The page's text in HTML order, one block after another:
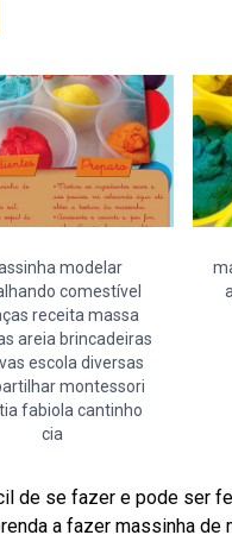
modelar
comestível
receita massa
areia brincadeiras
escola diversas
montessori
fabiola cantinho
cia
de se fazer e pode ser
a fazer massinha de